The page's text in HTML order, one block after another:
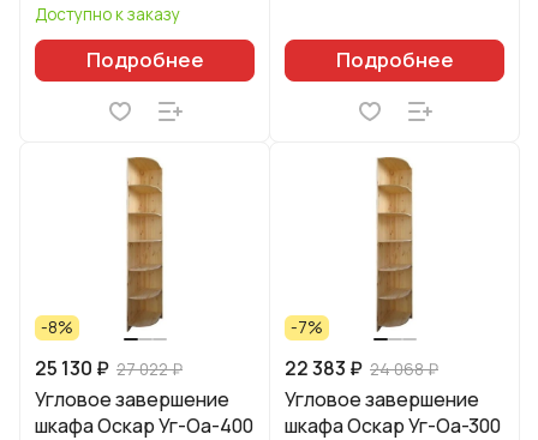
Доступно к заказу
Подробнее Подробнее
-8%
25 130 ₽ 27 022 ₽
Угловое завершение
шкафа Оскар Уг-Оа-400
-7%
22 383 ₽ 24 068 ₽
Угловое завершение
шкафа Оскар Уг-Оа-300